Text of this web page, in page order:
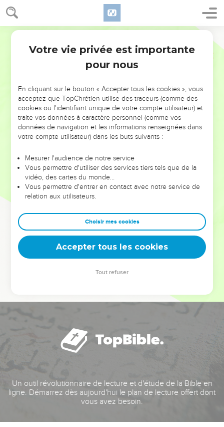
NE MANQUEZ PAS L’ÉVÉNEMENT
DE L’ANNÉE !
ET SI LEURS ERREURS POUVAIENT VOUS ÉVITER LES
VOTRES ?
leur foi ou leur vision. Mais on voit moins les doutes, les erreurs
et les saisons difficiles qu'ils ont traversés, alors même que ce
sont elles qui les ont façonnés.
Dans cette conférence, leaders, entrepreneurs, et responsables
clés pour avancer avec plus de sagesse afin que leurs erreurs
deviennent vos tremplins. Que vous guidiez un ministère, une
équipe, un groupe ou une famille, leur expérience est faite
Un outil révolutionnaire de lecture et d'étude de la Bible en
ligne. Démarrez dès aujourd'hui le plan de lecture offert dont
vous avez besoin.
Votre vie privée est importante
pour nous
En cliquant sur le bouton « Accepter tous les cookies », vous
acceptez que TopChrétien utilise des traceurs (comme des
cookies ou l'identifiant unique de votre compte utilisateur) et
traite vos données à caractère personnel (comme vos
données de navigation et les informations renseignées dans
votre compte utilisateur) dans les buts suivants :
Mesurer l'audience de notre service
Vous permettre d'utiliser des services tiers tels que de la
vidéo, des cartes du monde…
Vous permettre d'entrer en contact avec notre service de
relation aux utilisateurs.
Choisir mes cookies
Accepter tous les cookies
Tout refuser